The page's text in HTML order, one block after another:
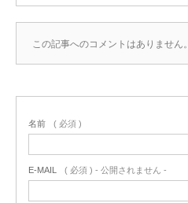
この記事へのコメントはありません。
名前 ( 必須 )
E-MAIL ( 必須 ) - 公開されません -